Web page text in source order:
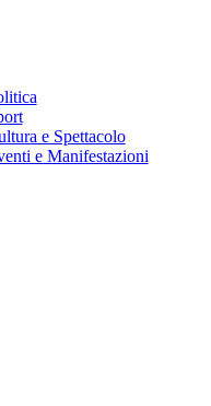
e Spettacolo
e Manifestazioni